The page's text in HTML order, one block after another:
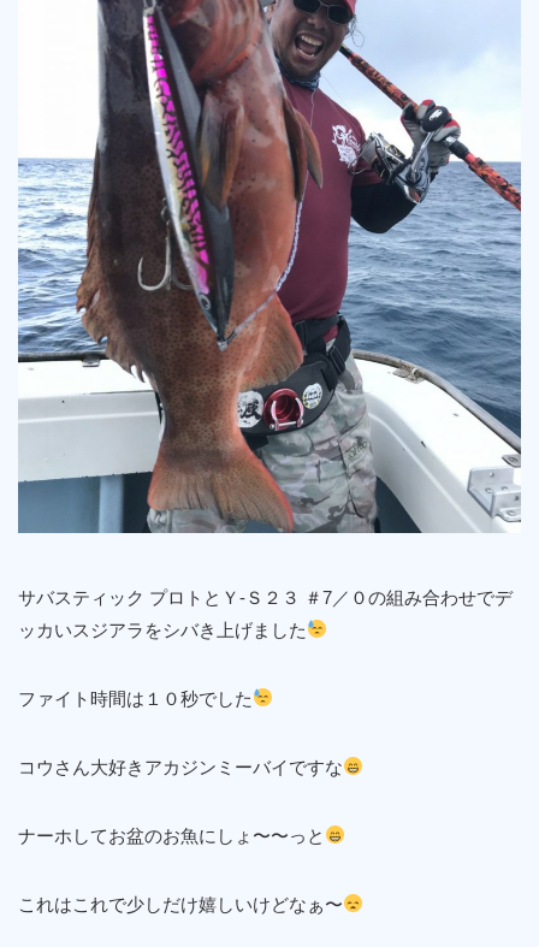
サバスティック プロトとＹ-Ｓ２３ ＃7／０の組み合わせでデ
ッカいスジアラをシバき上げました
ファイト時間は１０秒でした
コウさん大好きアカジンミーバイですな
ナーホしてお盆のお魚にしょ〜〜っと
これはこれで少しだけ嬉しいけどなぁ〜